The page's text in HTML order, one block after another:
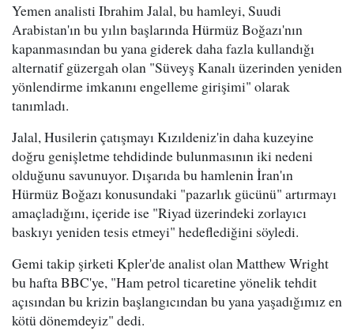
Yemen analisti Ibrahim Jalal, bu hamleyi, Suudi
Arabistan'ın bu yılın başlarında Hürmüz Boğazı'nın
kapanmasından bu yana giderek daha fazla kullandığı
alternatif güzergah olan "Süveyş Kanalı üzerinden yeniden
yönlendirme imkanını engelleme girişimi" olarak
tanımladı.
Jalal, Husilerin çatışmayı Kızıldeniz'in daha kuzeyine
doğru genişletme tehdidinde bulunmasının iki nedeni
olduğunu savunuyor. Dışarıda bu hamlenin İran'ın
Hürmüz Boğazı konusundaki "pazarlık gücünü" artırmayı
amaçladığını, içeride ise "Riyad üzerindeki zorlayıcı
baskıyı yeniden tesis etmeyi" hedeflediğini söyledi.
Gemi takip şirketi Kpler'de analist olan Matthew Wright
bu hafta BBC'ye, "Ham petrol ticaretine yönelik tehdit
açısından bu krizin başlangıcından bu yana yaşadığımız en
kötü dönemdeyiz" dedi.